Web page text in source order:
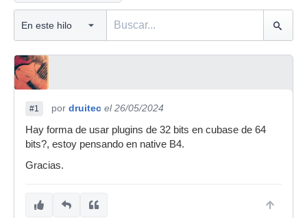
#1 por druitec el 26/05/2024
Hay forma de usar plugins de 32 bits en cubase de 64
bits?, estoy pensando en native B4.
Gracias.